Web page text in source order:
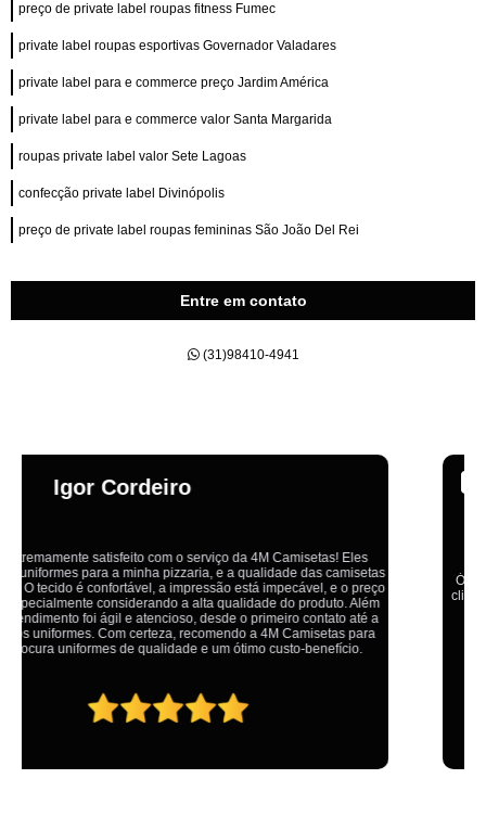
preço de private label roupas fitness Fumec
private label roupas esportivas Governador Valadares
private label para e commerce preço Jardim América
private label para e commerce valor Santa Margarida
roupas private label valor Sete Lagoas
confecção private label Divinópolis
preço de private label roupas femininas São João Del Rei
Entre em contato
(31)98410-4941
Emília
Ótimo atendimento,todos muito educados, prestativos e que colocam o
cliente em primeiro lugar. Qualquer lugar tem problemas,isso é fato, mas
aqui na 4M tudo é resolvido com calma e de forma que todos saem
ganhando no final.